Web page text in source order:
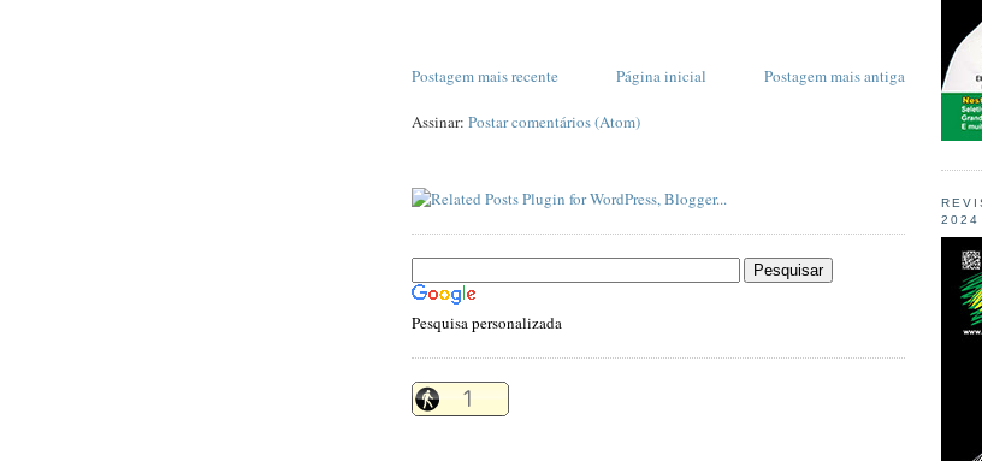
Postagem mais recente Postagem mais antiga
Página inicial
Assinar: Postar comentários (Atom)
Pesquisa personalizada
2024